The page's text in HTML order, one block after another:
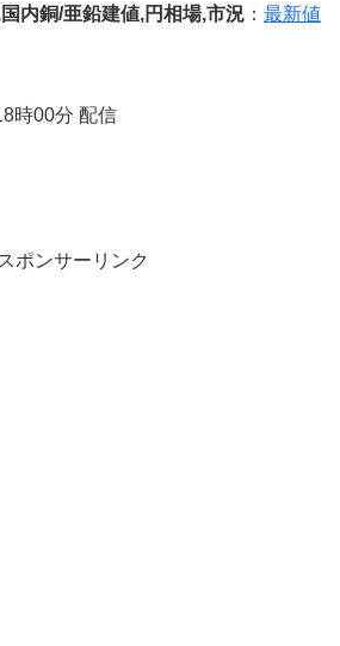
内銅/亜鉛建値,円相場,市況 ： 最新値
時00分 配信
スポンサーリンク